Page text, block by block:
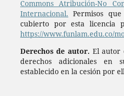
Commons Atribución-No
Internacional. Permisos
cubierto por esta licencia
https://www.funlam.edu.co/
Derechos de autor. El autor
derechos adicionales en
establecido en la cesión por